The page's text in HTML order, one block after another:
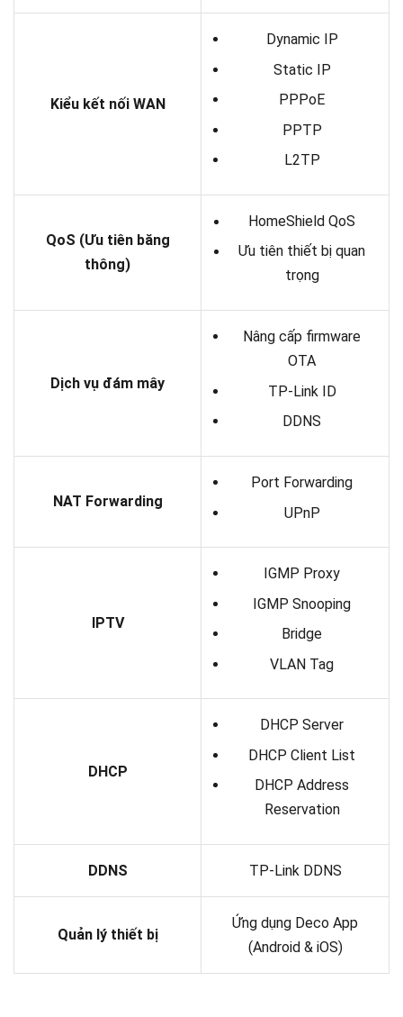
Kiểu kết nối WAN
Dynamic IP
Static IP
PPPoE
PPTP
L2TP
QoS (Ưu tiên băng
thông)
HomeShield QoS
Ưu tiên thiết bị quan
trọng
Dịch vụ đám mây
Nâng cấp firmware
OTA
TP-Link ID
DDNS
NAT Forwarding
Port Forwarding
UPnP
IPTV
IGMP Proxy
IGMP Snooping
Bridge
VLAN Tag
DHCP
DHCP Server
DHCP Client List
DHCP Address
Reservation
DDNS TP-Link DDNS
Quản lý thiết bị
Ứng dụng Deco App
(Android & iOS)